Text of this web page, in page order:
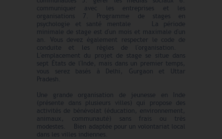
communiquer avec les entreprises et les
organisations 7. Programme de stages en
psychologie et santé mentale La période
minimale de stage est d'un mois et maximale d'un
an. Vous devez également respecter le code de
conduite et les règles de l'organisation.
L'emplacement du projet de stage se situe dans
sept États de l'Inde, mais dans un premier temps,
vous serez basés à Delhi, Gurgaon et Uttar
Pradesh.
Une grande organisation de jeunesse en Inde
(présente dans plusieurs villes) qui propose des
activités de bénévolat (éducation, environnement,
animaux, communauté) sans frais ou très
modestes. Bien adaptée pour un volontariat local
dans les villes indiennes.